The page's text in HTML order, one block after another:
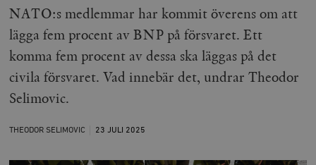
NATO:s medlemmar har kommit överens om att
lägga fem procent av BNP på försvaret. Ett
komma fem procent av dessa ska läggas på det
civila försvaret. Vad innebär det, undrar Theodor
Selimovic.
THEODOR SELIMOVIC 23 JULI 2025